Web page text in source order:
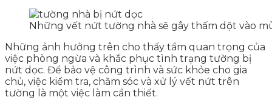
Những vết nứt tường nhà sẽ gây thấm dột vào
Những ảnh hưởng trên cho thấy tầm quan trọng của
việc phòng ngừa và khắc phục tình trạng tường bị
nứt dọc. Để bảo vệ công trình và sức khỏe cho gia
chủ, việc kiểm tra, chăm sóc và xử lý vết nứt trên
tường là một việc làm cần thiết.